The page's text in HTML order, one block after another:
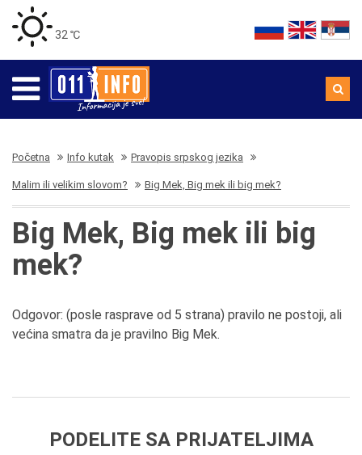
32 ℃
Početna Info kutak Pravopis srpskog jezika
Malim ili velikim slovom? Big Mek, Big mek ili big mek?
Big Mek, Big mek ili big
mek?
Odgovor: (posle rasprave od 5 strana) pravilo ne postoji, ali
većina smatra da je pravilno Big Mek.
PODELITE SA PRIJATELJIMA